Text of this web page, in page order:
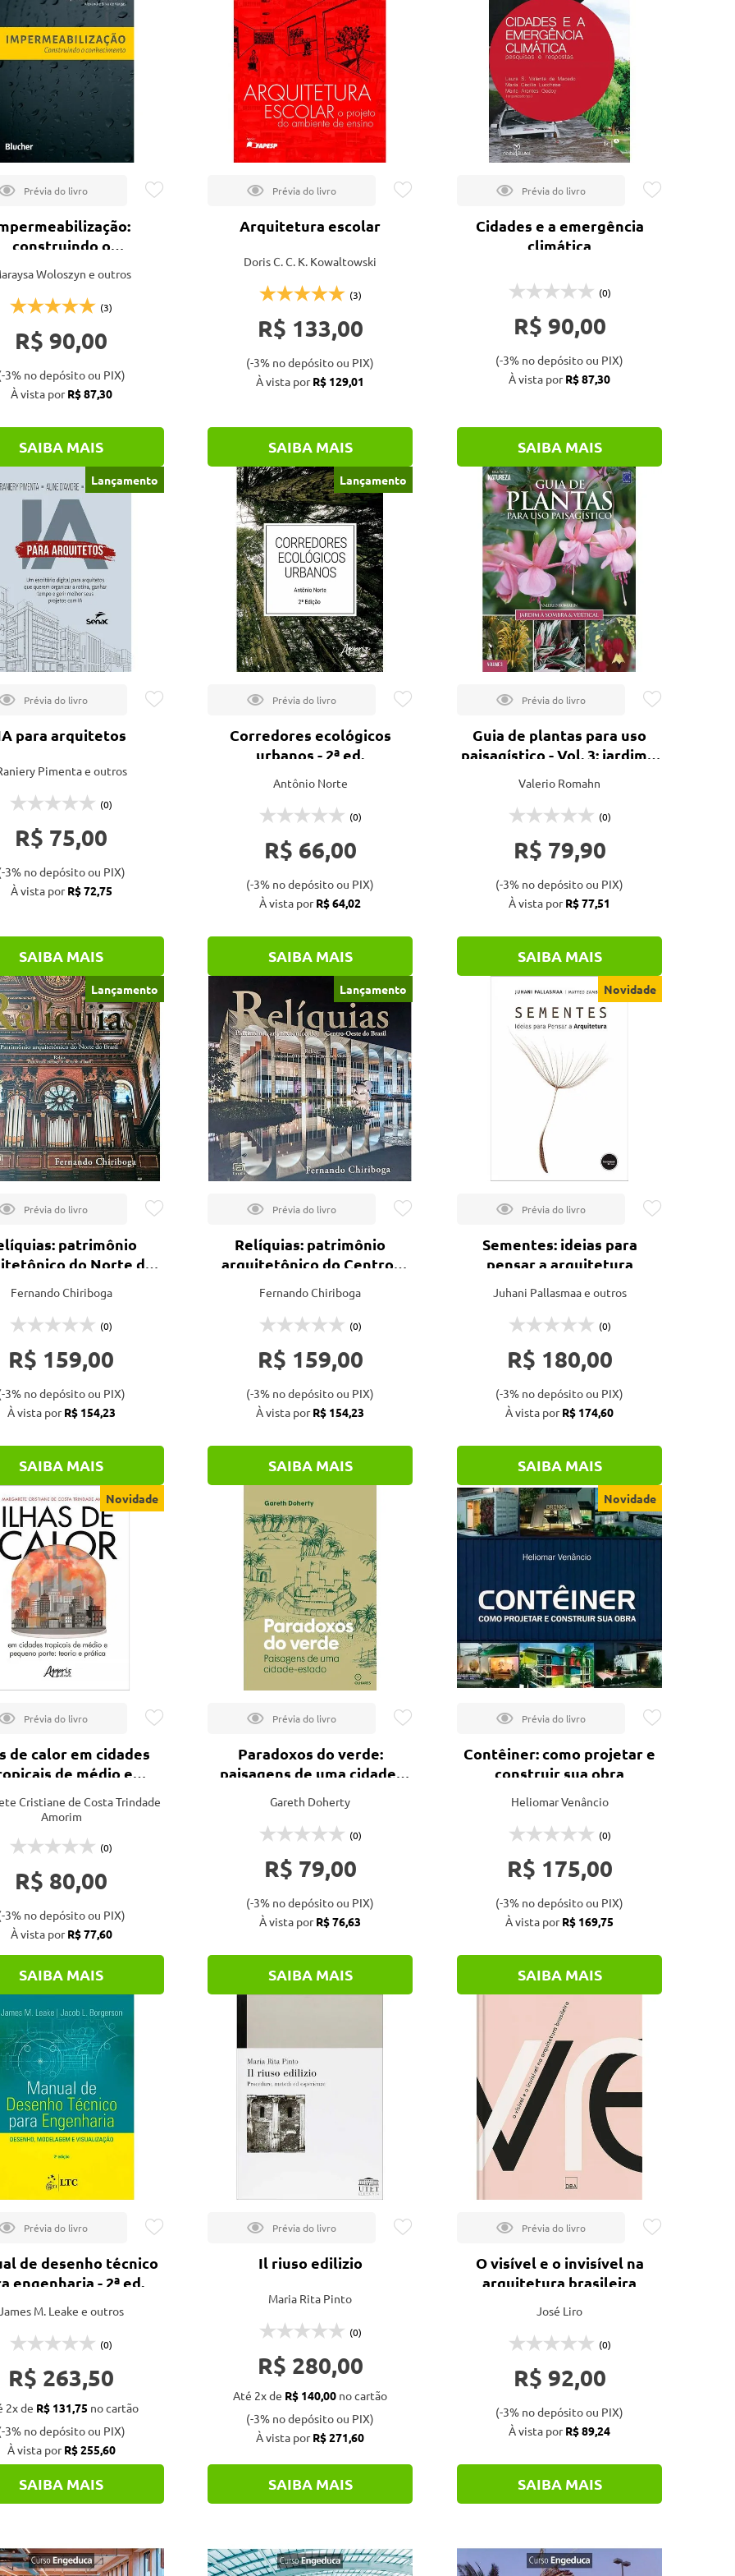
Lançamentos
construindo o
conhecimento
Woloszyn e outros
(3)
R$ 90,00
3% no depósito ou PIX)
À vista porR$ 87,30
SAIBA MAIS
Arquitetura escolar
Doris C. C. K. Kowaltowski
(3)
R$ 133,00
(-3% no depósito ou PIX)
À vista porR$ 129,01
SAIBA MAIS
Cidades e a emergência
climática
(0)
R$ 90,00
(-3% no depósito ou PIX)
À vista porR$ 87,30
SAIBA MAIS
Lançamento
para arquitetos
Pimenta e outros
(0)
R$ 75,00
3% no depósito ou PIX)
À vista porR$ 72,75
SAIBA MAIS
Lançamento
Corredores ecológicos
urbanos - 2ª ed.
Antônio Norte
(0)
R$ 66,00
(-3% no depósito ou PIX)
À vista porR$ 64,02
SAIBA MAIS
Guia de plantas para uso
paisagístico - Vol. 3: jardim à
sombra & vertical
Valerio Romahn
(0)
R$ 79,90
(-3% no depósito ou PIX)
À vista porR$ 77,51
SAIBA MAIS
Lançamento
patrimônio
do Norte do
Brasil
Fernando Chiriboga
(0)
R$ 159,00
3% no depósito ou PIX)
À vista porR$ 154,23
SAIBA MAIS
Lançamento
Relíquias: patrimônio
arquitetônico do Centro-
Oeste do Brasil
Fernando Chiriboga
(0)
R$ 159,00
(-3% no depósito ou PIX)
À vista porR$ 154,23
SAIBA MAIS
Novidade
Sementes: ideias para
pensar a arquitetura
Juhani Pallasmaa e outros
(0)
R$ 180,00
(-3% no depósito ou PIX)
À vista porR$ 174,60
SAIBA MAIS
Novidade
de calor em cidades
de médio e
porte: teoria e
prática
Cristiane de Costa Trindade
Amorim
(0)
R$ 80,00
3% no depósito ou PIX)
À vista porR$ 77,60
SAIBA MAIS
Paradoxos do verde:
paisagens de uma cidade-
estado
Gareth Doherty
(0)
R$ 79,00
(-3% no depósito ou PIX)
À vista porR$ 76,63
SAIBA MAIS
Novidade
Contêiner: como projetar e
construir sua obra
Heliomar Venâncio
(0)
R$ 175,00
(-3% no depósito ou PIX)
À vista porR$ 169,75
SAIBA MAIS
de desenho técnico
engenharia - 2ª ed.
M. Leake e outros
(0)
R$ 263,50
2x de R$ 131,75 no cartão
3% no depósito ou PIX)
À vista porR$ 255,60
SAIBA MAIS
Il riuso edilizio
Maria Rita Pinto
(0)
R$ 280,00
Até 2x de R$ 140,00 no cartão
(-3% no depósito ou PIX)
À vista porR$ 271,60
SAIBA MAIS
O visível e o invisível na
arquitetura brasileira
José Liro
(0)
R$ 92,00
(-3% no depósito ou PIX)
À vista porR$ 89,24
SAIBA MAIS